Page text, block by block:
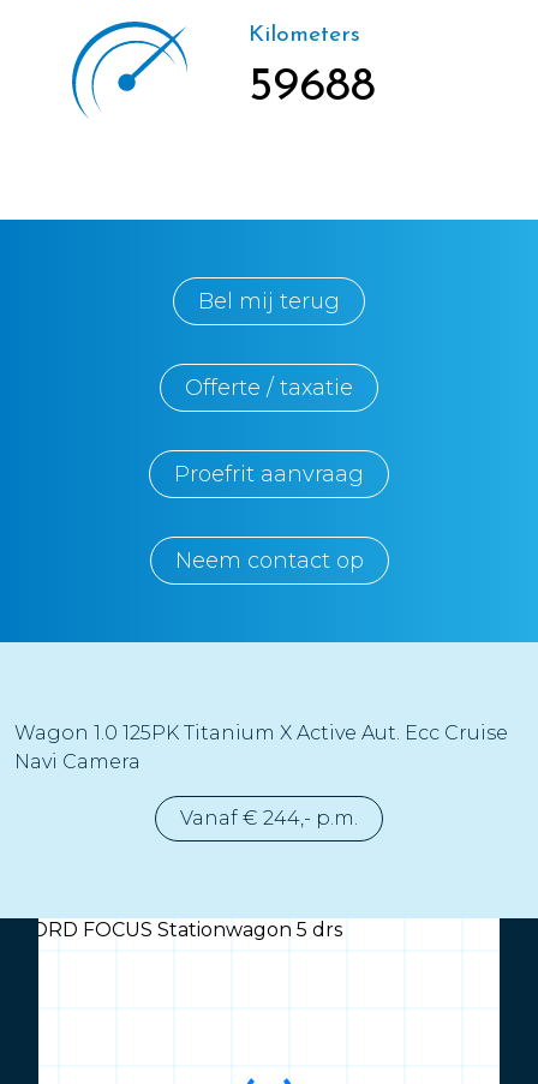
Kilometers
59688
Bel mij terug
Offerte / taxatie
Proefrit aanvraag
Neem contact op
Wagon 1.0 125PK Titanium X Active Aut. Ecc Cruise
Navi Camera
Vanaf € 244,- p.m.